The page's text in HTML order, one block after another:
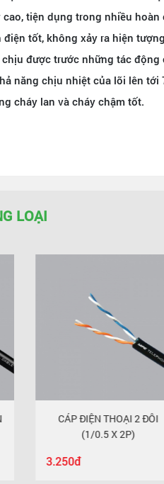
tiện dụng trong nhiều hoàn
điện tốt, không xảy ra hiện
được trước những tác
năng chịu nhiệt của lõi lên tới
cháy lan và cháy chậm tốt.
LOẠI
2 ĐÔI
CÁP